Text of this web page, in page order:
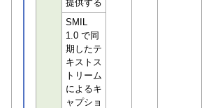
提供する
SMIL
1.0 で同
期したテ
キストス
トリーム
によるキ
ャプショ